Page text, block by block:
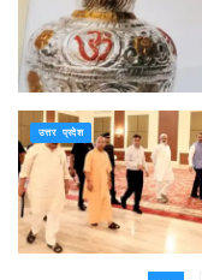
उत्तर प्रदेश